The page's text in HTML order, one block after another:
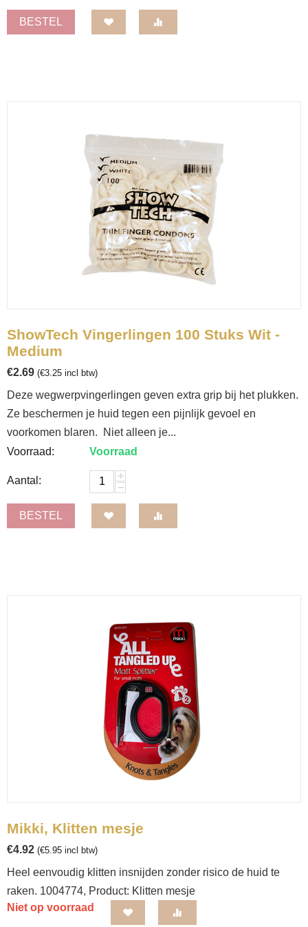
BESTEL
ShowTech Vingerlingen 100 Stuks Wit -
Medium
€2.69 (€3.25 incl btw)
Deze wegwerpvingerlingen geven extra grip bij het plukken.
Ze beschermen je huid tegen een pijnlijk gevoel en
voorkomen blaren. Niet alleen je...
Voorraad:
Voorraad
Aantal:
+
−
BESTEL
Mikki, Klitten mesje
€4.92 (€5.95 incl btw)
Heel eenvoudig klitten insnijden zonder risico de huid te
raken. 1004774, Product: Klitten mesje
Niet op voorraad